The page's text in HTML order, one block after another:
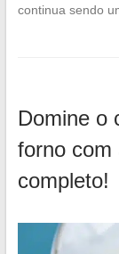
continua sendo
Domine o
forno com
completo!